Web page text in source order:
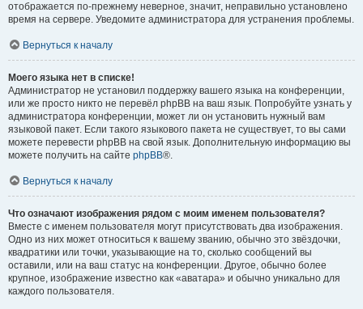
отображается по-прежнему неверное, значит, неправильно установлено
время на сервере. Уведомите администратора для устранения проблемы.
Вернуться к началу
Моего языка нет в списке!
Администратор не установил поддержку вашего языка на конференции,
или же просто никто не перевёл phpBB на ваш язык. Попробуйте узнать у
администратора конференции, может ли он установить нужный вам
языковой пакет. Если такого языкового пакета не существует, то вы сами
можете перевести phpBB на свой язык. Дополнительную информацию вы
можете получить на сайте phpBB®.
Вернуться к началу
Что означают изображения рядом с моим именем пользователя?
Вместе с именем пользователя могут присутствовать два изображения.
Одно из них может относиться к вашему званию, обычно это звёздочки,
квадратики или точки, указывающие на то, сколько сообщений вы
оставили, или на ваш статус на конференции. Другое, обычно более
крупное, изображение известно как «аватара» и обычно уникально для
каждого пользователя.